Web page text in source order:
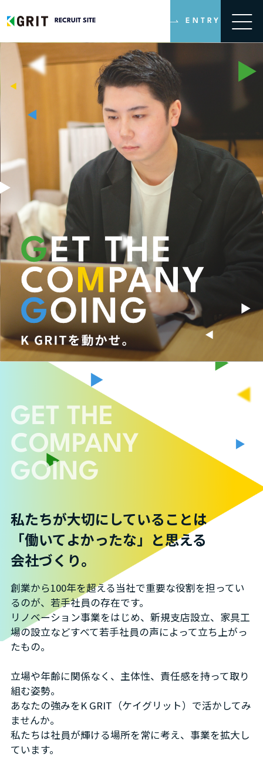
RECRUIT SITE ENTRY
GET THE
COMPANY
GOING
私たちが大切にしていることは
「働いてよかったな」と思える
会社づくり。
創業から100年を超える当社で重要な役割を担ってい
るのが、若手社員の存在です。
リノベーション事業をはじめ、新規支店設立、家具工
場の設立などすべて若手社員の声によって立ち上がっ
たもの。
立場や年齢に関係なく、主体性、責任感を持って取り
組む姿勢。
あなたの強みをK GRIT（ケイグリット）で活かしてみ
ませんか。
私たちは社員が輝ける場所を常に考え、事業を拡大し
ています。